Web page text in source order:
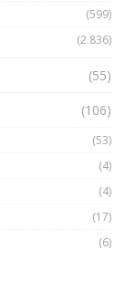
(599)
(2.836)
(55)
(106)
(53)
(4)
(4)
(17)
(6)